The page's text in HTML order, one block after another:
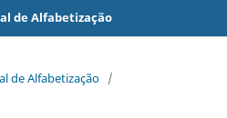
de Alfabetização
de Alfabetização /